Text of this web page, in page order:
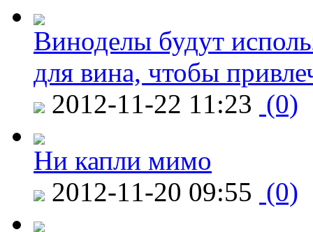
Виноделы будут
для вина, чтобы
2012-11-22 11:23 (0)
Ни капли мимо
2012-11-20 09:55 (0)